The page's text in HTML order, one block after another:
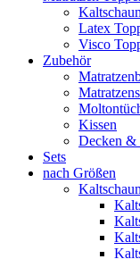
Latex
Visco
Zubehör
Kissen
Decken &
Sets
nach Größen